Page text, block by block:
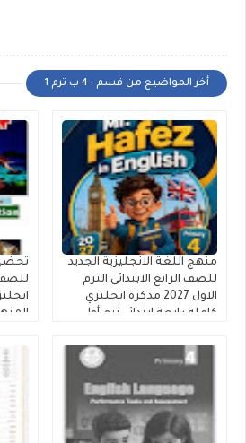
أخر المواضيع من قسم : 4 ب ترم 1
منهج اللغة الانجليزية الجديد
للصف الرابع الابتدائى الترم
الاول 2027 مذكرة انجليزي
كاملة رابعة ابتدائي ترم أول